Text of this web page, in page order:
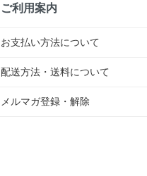
ご利用案内
お支払い方法について
配送方法・送料について
メルマガ登録・解除